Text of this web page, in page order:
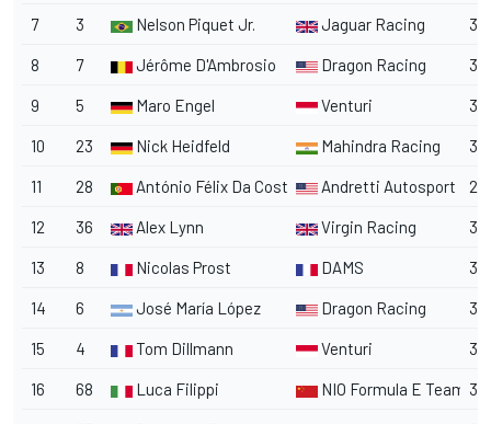
7 3 Nelson Piquet Jr. Jaguar Racing 3
8 7 Jérôme D'Ambrosio Dragon Racing 3
9 5 Maro Engel Venturi 3
10 23 Nick Heidfeld Mahindra Racing 3
11 28 António Félix Da Costa Andretti Autosport 2
12 36 Alex Lynn Virgin Racing 3
13 8 Nicolas Prost DAMS 3
14 6 José María López Dragon Racing 3
15 4 Tom Dillmann Venturi 3
16 68 Luca Filippi NIO Formula E Team 3